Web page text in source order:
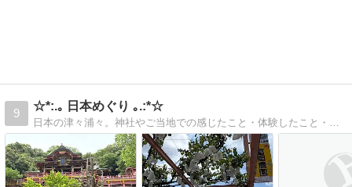
9
☆*:.｡ 日本めぐり ｡.:*☆
日本の津々浦々。神社やご当地での感じたこと・体験したこと・個人的感想をブログにしています。